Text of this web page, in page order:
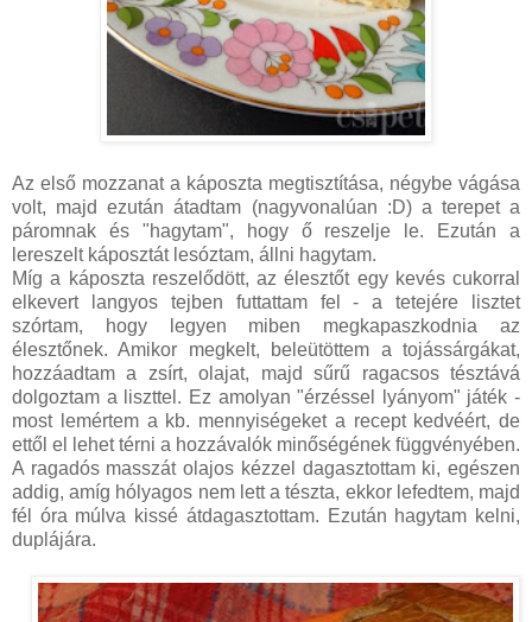
Az első mozzanat a káposzta megtisztítása, négybe vágása
volt, majd ezután átadtam (nagyvonalúan :D) a terepet a
páromnak és "hagytam", hogy ő reszelje le. Ezután a
lereszelt káposztát lesóztam, állni hagytam.
Míg a káposzta reszelődött, az élesztőt egy kevés cukorral
elkevert langyos tejben futtattam fel - a tetejére lisztet
szórtam, hogy legyen miben megkapaszkodnia az
élesztőnek. Amikor megkelt, beleütöttem a tojássárgákat,
hozzáadtam a zsírt, olajat, majd sűrű ragacsos tésztává
dolgoztam a liszttel. Ez amolyan "érzéssel lyányom" játék -
most lemértem a kb. mennyiségeket a recept kedvéért, de
ettől el lehet térni a hozzávalók minőségének függvényében.
A ragadós masszát olajos kézzel dagasztottam ki, egészen
addig, amíg hólyagos nem lett a tészta, ekkor lefedtem, majd
fél óra múlva kissé átdagasztottam. Ezután hagytam kelni,
duplájára.